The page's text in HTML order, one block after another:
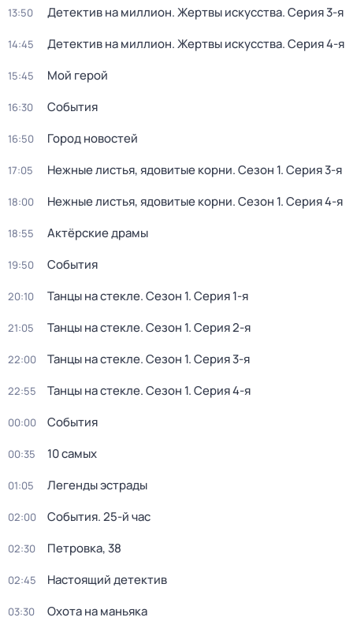
13:50 Детектив на миллион. Жертвы искусства. Серия 3-я
14:45 Детектив на миллион. Жертвы искусства. Серия 4-я
15:45 Мой герой
16:30 События
16:50 Город новостей
17:05 Нежные листья, ядовитые корни. Сезон 1. Серия 3-я
18:00 Нежные листья, ядовитые корни. Сезон 1. Серия 4-я
18:55 Актёрские драмы
19:50 События
20:10 Танцы на стекле. Сезон 1. Серия 1-я
21:05 Танцы на стекле. Сезон 1. Серия 2-я
22:00 Танцы на стекле. Сезон 1. Серия 3-я
22:55 Танцы на стекле. Сезон 1. Серия 4-я
00:00 События
00:35 10 самых
01:05 Легенды эстрады
02:00 События. 25-й час
02:30 Петровка, 38
02:45 Настоящий детектив
03:30 Охота на маньяка